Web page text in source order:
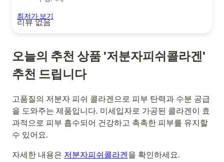
최저가 보기
리뷰 없음
오늘의 추천 상품 '저분자피쉬콜라겐'
추천 드립니다
고품질의 저분자 피쉬 콜라겐으로 피부 탄력과 수분 공급
을 도와주는 제품입니다. 미세입자로 가공된 콜라겐이 효
과적으로 피부 흡수되어 건강하고 촉촉한 피부를 유지할
수 있어요.
자세한 내용은 저분자피쉬콜라겐을 확인하세요.